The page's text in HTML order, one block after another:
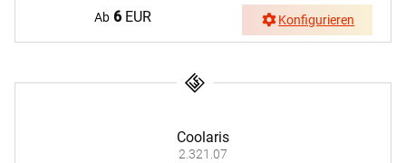
Ab 6EUR Konfigurieren
Coolaris
2.321.07